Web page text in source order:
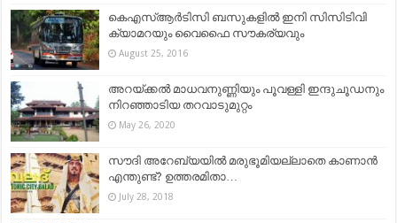
കെഎസ്ആർടിസി ബസുകളിൽ ഇനി സിസിടിവി
ക്യാമറയും വൈഫൈ സൗകര്യവും
August 25, 2016
അറയ്ക്കൽ മാധവനുണ്ണിയും പൂവള്ളി ഇന്ദുചൂഡനും
നിറഞ്ഞാടിയ തറവാടുമുറ്റം
May 26, 2020
സൗദി അറേബ്യയിൽ മരുഭൂമിയല്ലാതെ കാണാൻ
എന്തുണ്ട്? ഉത്തരമിതാ…
July 28, 2018